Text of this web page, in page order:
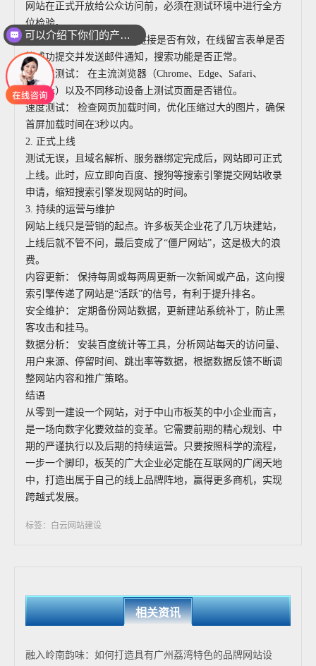
网站在正式开放给公众访问前，必须在测试环境中进行全方
位检验。
功能测试： 检查所有导航链接是否有效，在线留言表单是否
能成功提交并发送邮件通知，搜索功能是否正常。
兼容性测试： 在主流浏览器（Chrome、Edge、Safari、
Firefox）以及不同移动设备上测试页面是否错位。
速度测试： 检查网页加载时间，优化压缩过大的图片，确保
首屏加载时间在3秒以内。
2. 正式上线
测试无误，且域名解析、服务器绑定完成后，网站即可正式
上线。此时，应立即向百度、搜狗等搜索引擎提交网站收录
申请，缩短搜索引擎发现网站的时间。
3. 持续的运营与维护
网站上线只是营销的起点。许多板芙企业花了几万块建站，
上线后就不管不问，最后变成了“僵尸网站”，这是极大的浪
费。
内容更新： 保持每周或每两周更新一次新闻或产品，这向搜
索引擎传递了网站是“活跃”的信号，有利于提升排名。
安全维护： 定期备份网站数据，更新建站系统补丁，防止黑
客攻击和挂马。
数据分析： 安装百度统计等工具，分析网站每天的访问量、
用户来源、停留时间、跳出率等数据，根据数据反馈不断调
整网站内容和推广策略。
结语
从零到一建设一个网站，对于中山市板芙的中小企业而言，
是一场向数字化要效益的变革。它需要前期的精心规划、中
期的严谨执行以及后期的持续运营。只要按照科学的流程，
一步一个脚印，板芙的广大企业必定能在互联网的广阔天地
中，打造出属于自己的线上品牌阵地，赢得更多商机，实现
跨越式发展。
标签：白云网站建设
相关资讯
融入岭南韵味：如何打造具有广州荔湾特色的品牌网站设
可以介绍下你们的产品么